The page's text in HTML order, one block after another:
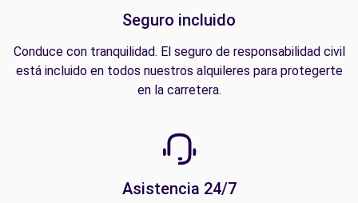
Seguro incluido
Conduce con tranquilidad. El seguro de responsabilidad civil
está incluido en todos nuestros alquileres para protegerte
en la carretera.
Asistencia 24/7